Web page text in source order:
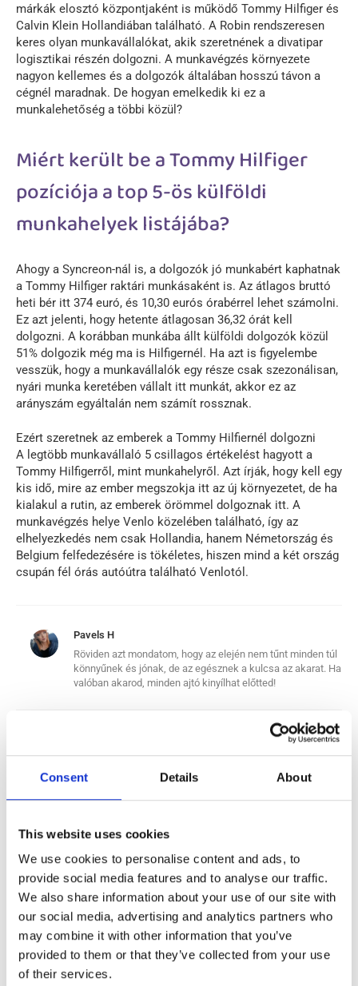
Consent Details About
This website uses cookies
We use cookies to personalise content and ads, to
provide social media features and to analyse our traffic.
We also share information about your use of our site with
our social media, advertising and analytics partners who
may combine it with other information that you’ve
provided to them or that they’ve collected from your use
of their services.
márkák elosztó központjaként is működő Tommy Hilfiger és
Calvin Klein Hollandiában található. A Robin rendszeresen
keres olyan munkavállalókat, akik szeretnének a divatipar
logisztikai részén dolgozni. A munkavégzés környezete
nagyon kellemes és a dolgozók általában hosszú távon a
cégnél maradnak. De hogyan emelkedik ki ez a
munkalehetőség a többi közül?
Miért került be a Tommy Hilfiger
pozíciója a top 5-ös külföldi
munkahelyek listájába?
Ahogy a Syncreon-nál is, a dolgozók jó munkabért kaphatnak
a Tommy Hilfiger raktári munkásaként is. Az átlagos bruttó
heti bér itt 374 euró, és 10,30 eurós órabérrel lehet számolni.
Ez azt jelenti, hogy hetente átlagosan 36,32 órát kell
dolgozni. A korábban munkába állt külföldi dolgozók közül
51% dolgozik még ma is Hilfigernél. Ha azt is figyelembe
vesszük, hogy a munkavállalók egy része csak szezonálisan,
nyári munka keretében vállalt itt munkát, akkor ez az
arányszám egyáltalán nem számít rossznak.
Ezért szeretnek az emberek a Tommy Hilfiernél dolgozni
A legtöbb munkavállaló 5 csillagos értékelést hagyott a
Tommy Hilfigerről, mint munkahelyről. Azt írják, hogy kell egy
kis idő, mire az ember megszokja itt az új környezetet, de ha
kialakul a rutin, az emberek örömmel dolgoznak itt. A
munkavégzés helye Venlo közelében található, így az
elhelyezkedés nem csak Hollandia, hanem Németország és
Belgium felfedezésére is tökéletes, hiszen mind a két ország
csupán fél órás autóútra található Venlotól.
Pavels H
Röviden azt mondatom, hogy az elején nem tűnt minden túl
könnyűnek és jónak, de az egésznek a kulcsa az akarat. Ha
valóban akarod, minden ajtó kinyílhat előtted!
Amennyiben Ön olyan munkalehetőséget keres, ahol meleg
megterhelő, akkor igen, a Tommy Hilfiger raktáros pozíciója
jó választás lehet. A Tommy Hilfiger ráadásul a párokat is
szívesen fogadja, ami külön előny, ha nem egyedül tervez
külföldre költözni.
Ajánlott:
(link to Tommy Hilfiger vacancy)
#3 Raktári munkás a Modexpress-